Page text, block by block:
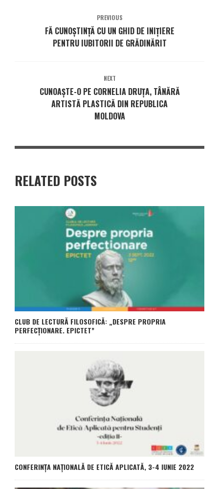
PREVIOUS
FĂ CUNOȘTINȚĂ CU UN GHID DE INIȚIERE
PENTRU IUBITORII DE GRĂDINĂRIT
NEXT
CUNOAȘTE-O PE CORNELIA DRUȚA, TÂNĂRĂ
ARTISTĂ PLASTICĂ DIN REPUBLICA
MOLDOVA
RELATED POSTS
CLUB DE LECTURĂ FILOSOFICĂ: „DESPRE PROPRIA
PERFECȚIONARE. EPICTET”
CONFERINȚA NAȚIONALĂ DE ETICĂ APLICATĂ, 3-4 IUNIE 2022